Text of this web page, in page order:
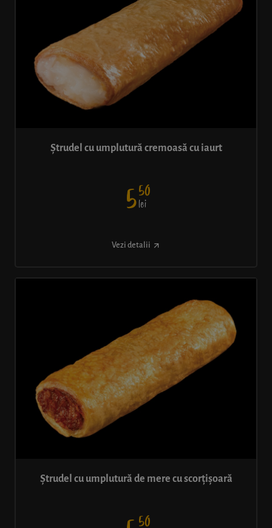
Ștrudel cu umplutură cremoasă cu iaurt
550
lei
Vezi detalii
Ștrudel cu umplutură de mere cu scorțișoară
50